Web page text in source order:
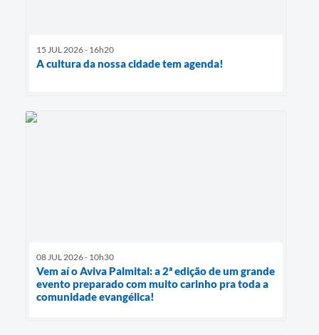
15 JUL 2026 - 16h20
A cultura da nossa cidade tem agenda!
08 JUL 2026 - 10h30
Vem aí o Aviva Palmital: a 2ª edição de um grande
evento preparado com muito carinho pra toda a
comunidade evangélica!